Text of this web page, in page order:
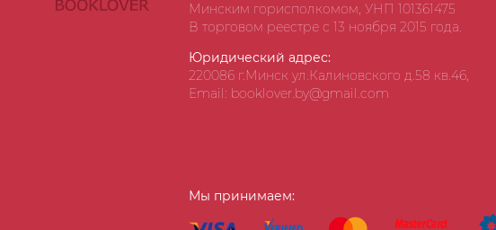
Минским горисполкомом, УНП 101361475
В торговом реестре с 13 ноября 2015 года.
Юридический адрес:
220086 г.Минск ул.Калиновского д.58 кв.46,
Email: booklover.by@gmail.com
Мы принимаем: